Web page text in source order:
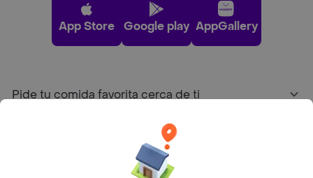
App Store Google play AppGallery
Pide tu comida favorita cerca de ti